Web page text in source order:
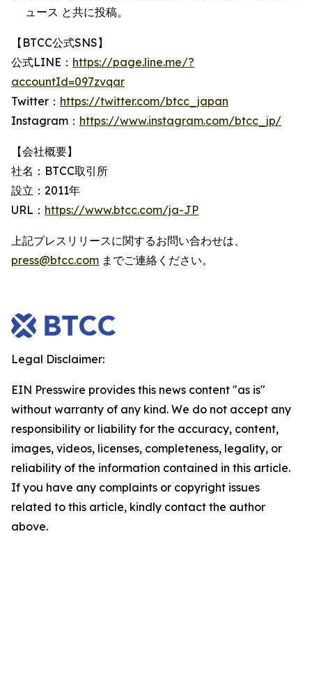
ュース と共に投稿。
【BTCC公式SNS】
公式LINE： https://page.line.me/?
accountId=097zvqar
Twitter： https://twitter.com/btcc_japan
Instagram： https://www.instagram.com/btcc_jp/
【会社概要】
社名：BTCC取引所
設立：2011年
URL： https://www.btcc.com/ja-JP
上記プレスリリースに関するお問い合わせは、
press@btcc.com までご連絡ください。
Legal Disclaimer:
EIN Presswire provides this news content "as is"
without warranty of any kind. We do not accept any
responsibility or liability for the accuracy, content,
images, videos, licenses, completeness, legality, or
reliability of the information contained in this article.
If you have any complaints or copyright issues
related to this article, kindly contact the author
above.